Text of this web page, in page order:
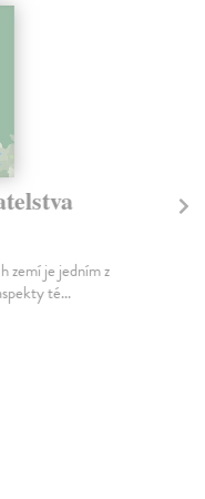
zemí je jedním z
té...